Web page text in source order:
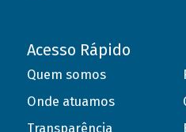
Acesso Rápido
Quem somos
Onde atuamos
Transparência